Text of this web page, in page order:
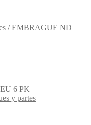
/EMBRAGUE ND
6 PK
y partes